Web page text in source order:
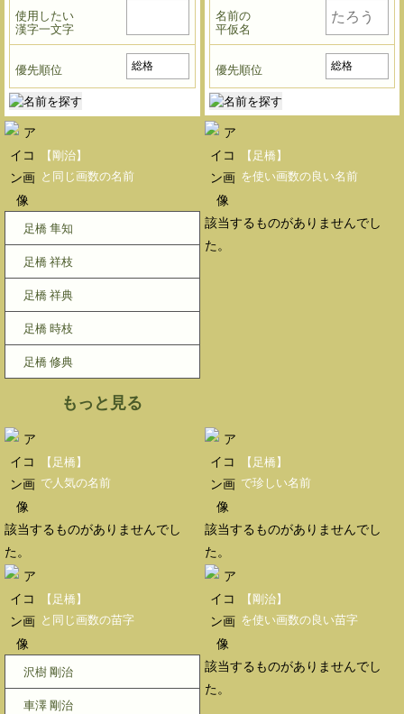
使用したい
漢字一文字
優先順位
名前の
平仮名
優先順位
【剛治】
と同じ画数の名前
足橋 隼知
足橋 祥枝
足橋 祥典
足橋 時枝
足橋 修典
もっと見る
【足橋】
を使い画数の良い名前
該当するものがありませんでし
た。
【足橋】
で人気の名前
該当するものがありませんでし
た。
【足橋】
で珍しい名前
該当するものがありませんでし
た。
【足橋】
と同じ画数の苗字
沢樹 剛治
車澤 剛治
【剛治】
を使い画数の良い苗字
該当するものがありませんでし
た。